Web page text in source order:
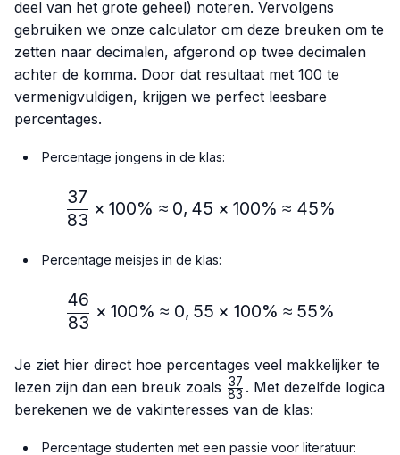
deel van het grote geheel) noteren. Vervolgens
gebruiken we onze calculator om deze breuken om te
zetten naar decimalen, afgerond op twee decimalen
achter de komma. Door dat resultaat met 100 te
vermenigvuldigen, krijgen we perfect leesbare
percentages.
Percentage jongens in de klas:
\frac{37}{83} × 100\%
83
37
× 100% ≈ 0, 45 × 100% ≈ 45%
Percentage meisjes in de klas:
\frac{46}{83} × 100\%
83
46
× 100% ≈ 0, 55 × 100% ≈ 55%
Je ziet hier direct hoe percentages veel makkelijker te
lezen zijn dan een breuk zoals \frac{37}
{83}
83
37 . Met dezelfde logica
berekenen we de vakinteresses van de klas:
Percentage studenten met een passie voor literatuur: